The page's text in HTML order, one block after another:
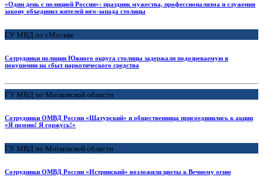
«Один день с полицией России»: праздник мужества, профессионализма и служения
закону объединил жителей юго-запада столицы
ГУ МВД по г.Москве
Сотрудники полиции Южного округа столицы задержали подозреваемую в
покушении на сбыт наркотического средства
ГУ МВД по Московской области
Сотрудники ОМВД России «Шатурский» и общественница присоединились к акции
«Я помню! Я горжусь!»
ГУ МВД по Московской области
Сотрудники ОМВД России «Истринский» возложили цветы к Вечному огню